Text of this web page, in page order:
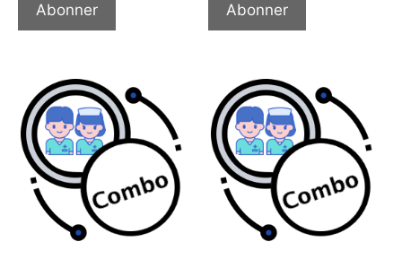
Abonner Abonner